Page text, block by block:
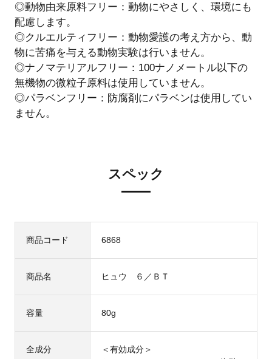
◎動物由来原料フリー：動物にやさしく、環境にも
配慮します。
◎クルエルティフリー：動物愛護の考え方から、動
物に苦痛を与える動物実験は行いません。
◎ナノマテリアルフリー：100ナノメートル以下の
無機物の微粒子原料は使用していません。
◎パラベンフリー：防腐剤にパラベンは使用してい
ません。
スペック
商品コード 6868
商品名 ヒュウ ６／ＢＴ
容量 80g
全成分
＜有効成分＞